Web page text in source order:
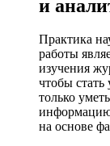
и
Практика
работы
изучения
чтобы
только
на основе